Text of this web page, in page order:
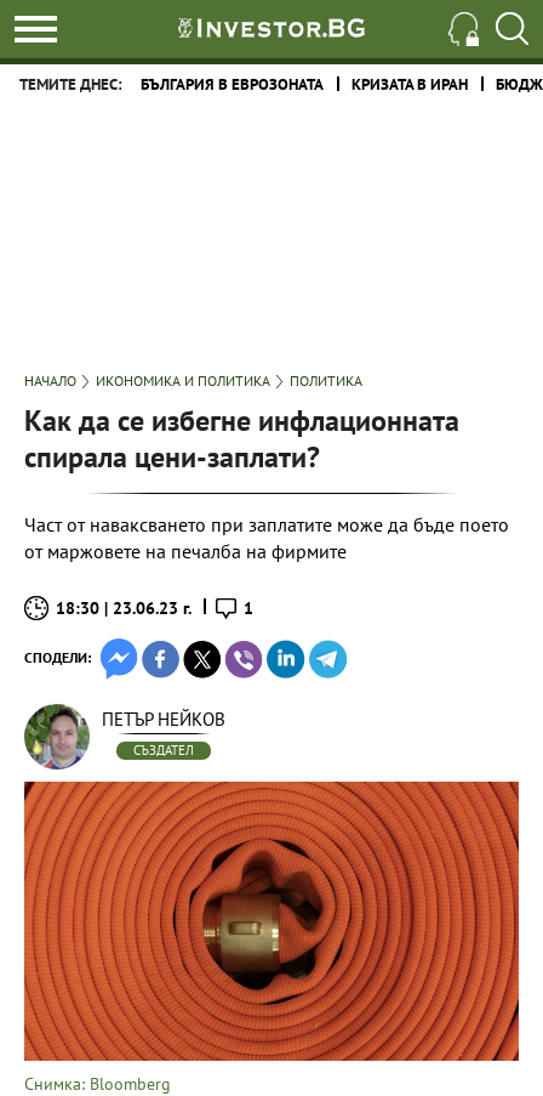
ТЕМИТЕ ДНЕС: БЪЛГАРИЯ В ЕВРОЗОНАТА КРИЗАТА В ИРАН
НАЧАЛО ИКОНОМИКА И ПОЛИТИКА ПОЛИТИКА
Как да се избегне инфлационната
спирала цени-заплати?
Част от наваксването при заплатите може да бъде поето
от маржовете на печалба на фирмите
18:30 | 23.06.23 г. 1
СПОДЕЛИ:
ПЕТЪР НЕЙКОВ
СЪЗДАТЕЛ
Снимка: Bloomberg